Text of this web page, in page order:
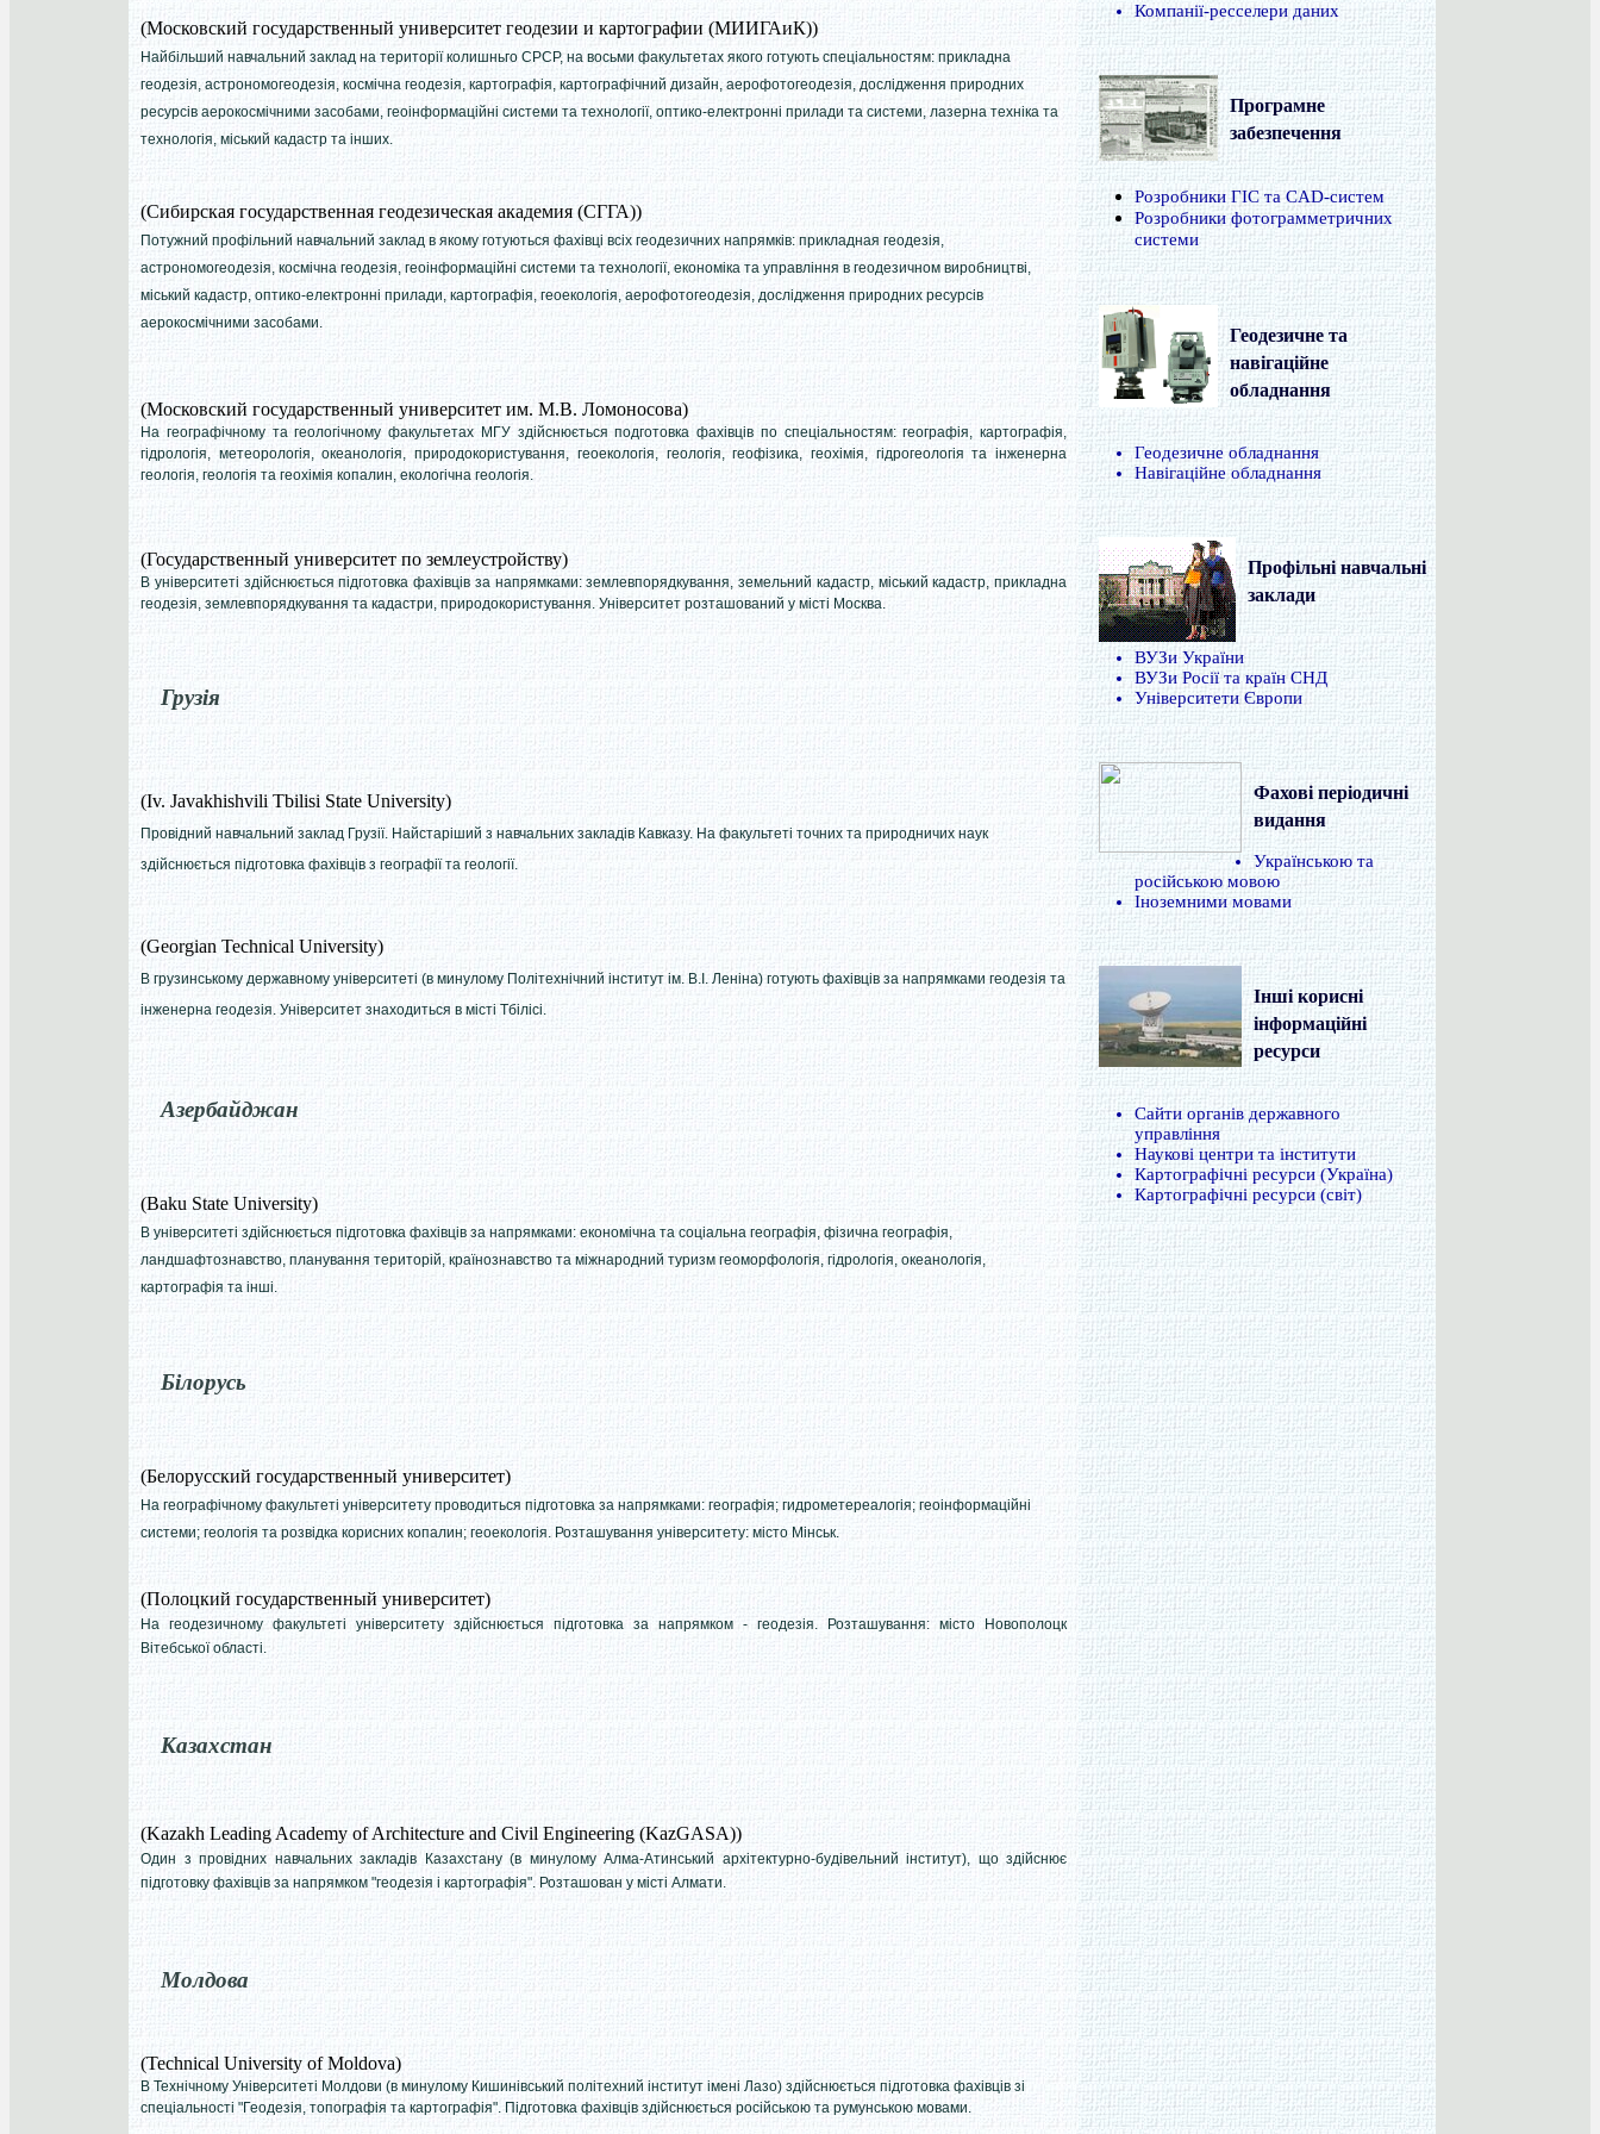
(Московский государственный университет геодезии и картографии (МИИГАиК))
Найбільший навчальний заклад на території колишньго СРСР, на восьми факультетах якого готують спеціальностям: прикладна
геодезія, астрономогеодезія, космічна геодезія, картографія, картографічний дизайн, аерофотогеодезія, дослідження природних
ресурсів аерокосмічними засобами, геоінформаційні системи та технології, оптико-електронні прилади та системи, лазерна техніка та
технологія, міський кадастр та інших.
(Сибирская государственная геодезическая академия (СГГА))
Потужний профільний навчальний заклад в якому готуються фахівці всіх геодезичних напрямків: прикладная геодезія,
астрономогеодезія, космічна геодезія, геоінформаційні системи та технології, економіка та управління в геодезичном виробництві,
міський кадастр, оптико-електронні прилади, картографія, геоекологія, аерофотогеодезія, дослідження природних ресурсів
аерокосмічними засобами.
(Московский государственный университет им. М.В. Ломоносова)
На географічному та геологічному факультетах МГУ здійснюється подготовка фахівців по спеціальностям: географія, картографія,
гідрологія, метеорологія, океанологія, природокористування, геоекологія, геологія, геофізика, геохімія, гідрогеологія та інженерна
геологія, геологія та геохімія копалин, екологічна геологія.
(Государственный университет по землеустройству)
В університеті здійснюється підготовка фахівців за напрямками: землевпорядкування, земельний кадастр, міський кадастр, прикладна
геодезія, землевпорядкування та кадастри, природокористування. Університет розташований у місті Москва.
Грузія
(Iv. Javakhishvili Tbilisi State University)
Провідний навчальний заклад Грузії. Найстаріший з навчальних закладів Кавказу. На факультеті точних та природничих наук
здійснюється підготовка фахівців з географії та геології.
(Georgian Technical University)
В грузинському державному університеті (в минулому Політехнічний інститут ім. В.І. Леніна) готують фахівців за напрямками геодезія та
інженерна геодезія. Університет знаходиться в місті Тбілісі.
Азербайджан
(Baku State University)
В університеті здійснюється підготовка фахівців за напрямками: економічна та соціальна географія, фізична географія,
ландшафтознавство, планування територій, країнознавство та міжнародний туризм геоморфологія, гідрологія, океанологія,
картографія та інші.
Білорусь
(Белорусский государственный университет)
На географічному факультеті університету проводиться підготовка за напрямками: географія; гидрометереалогія; геоінформаційні
системи; геологія та розвідка корисних копалин; геоекологія. Розташування університету: місто Мінськ.
(Полоцкий государственный университет)
На геодезичному факультеті університету здійснюється підготовка за напрямком - геодезія. Розташування: місто Новополоцк
Вітебської області.
Казахстан
(Kazakh Leading Academy of Architecture and Civil Engineering (KazGASA))
Один з провідних навчальних закладів Казахстану (в минулому Алма-Атинський архітектурно-будівельний інститут), що здійснює
підготовку фахівців за напрямком "геодезія і картографія". Розташован у місті Алмати.
Молдова
(Technical University of Moldova)
В Технічному Університеті Молдови (в минулому Кишинівський політехний інститут імені Лазо) здійснюється підготовка фахівців зі
спеціальності "Геодезія, топографія та картографія". Підготовка фахівців здійснюється російською та румунською мовами.
Компанії-ресселери даних
Програмне
забезпечення
Розробники ГІС та CAD-систем
Розробники фотограмметричних
системи
Геодезичне та
навігаційне
обладнання
Геодезичне обладнання
Навігаційне обладнання
Профільні навчальні
заклади
ВУЗи України
ВУЗи Росії та країн СНД
Університети Європи
Фахові періодичні
видання
Українською та
російською мовою
Іноземними мовами
Інші корисні
інформаційні
ресурси
Сайти органів державного
управління
Наукові центри та інститути
Картографічні ресурси (Україна)
Картографічні ресурси (світ)